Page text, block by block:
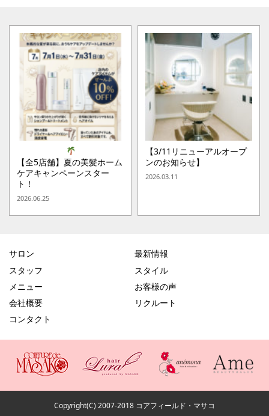
【全5店舗】夏の美髪ホーム
ケアキャンペーンスター
ト！
2026.06.25
【3/11リニューアルオープ
ンのお知らせ】
2026.03.11
サロン
最新情報
スタッフ
スタイル
メニュー
お客様の声
会社概要
リクルート
コンタクト
Copyright(C) 2007-2018 コアフィールド・マサコ